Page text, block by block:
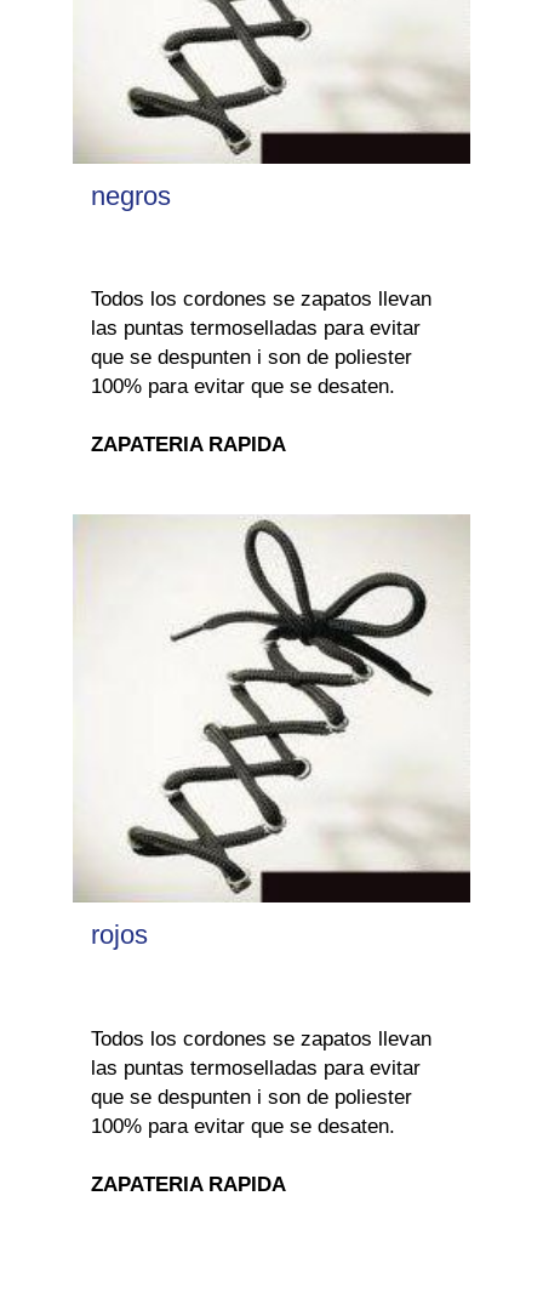
negros
Todos los cordones se zapatos llevan
las puntas termoselladas para evitar
que se despunten i son de poliester
100% para evitar que se desaten.
ZAPATERIA RAPIDA
rojos
Todos los cordones se zapatos llevan
las puntas termoselladas para evitar
que se despunten i son de poliester
100% para evitar que se desaten.
ZAPATERIA RAPIDA